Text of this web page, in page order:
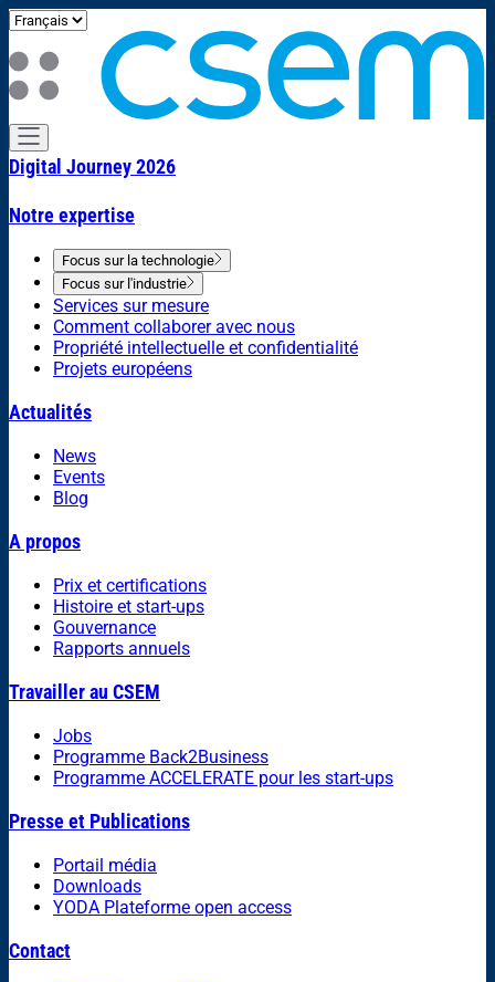
Digital Journey 2026
Notre expertise
Focus sur la technologie
Focus sur l'industrie
Services sur mesure
Comment collaborer avec nous
Propriété intellectuelle et confidentialité
Projets européens
Actualités
News
Events
Blog
A propos
Prix et certifications
Histoire et start-ups
Gouvernance
Rapports annuels
Travailler au CSEM
Jobs
Programme Back2Business
Programme ACCELERATE pour les start-ups
Presse et Publications
Portail média
Downloads
YODA Plateforme open access
Contact